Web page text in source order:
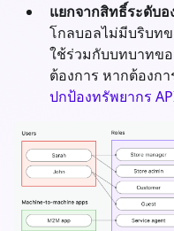
แยกจากสิทธิ์ระดับอ
โกลบอลไม่มีบริบทข
ใช้ร่วมกับบทบาทข
ต้องการ หากต้องก
ปกป้องทรัพยากร